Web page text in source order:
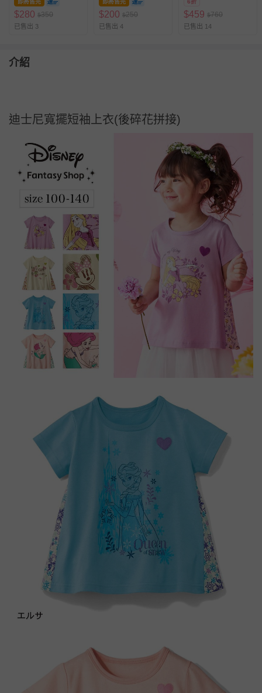
即將售完
$280 $350
已售出 3
即將售完
$200 $250
已售出 4
6折
$459 $760
已售出 14
介紹
迪士尼寬擺短袖上衣(後碎花拼接)